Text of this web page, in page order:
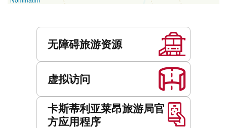
无障碍旅游资源
虚拟访问
卡斯蒂利亚莱昂旅游局官
方应用程序